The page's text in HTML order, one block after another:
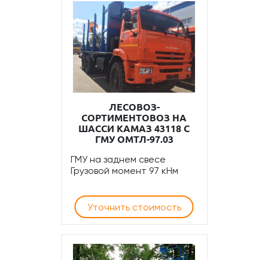
ЛЕСОВОЗ-
СОРТИМЕНТОВОЗ НА
ШАССИ КАМАЗ 43118 С
ГМУ ОМТЛ-97.03
ГМУ на заднем свесе
Грузовой момент 97 кНм
Уточнить стоимость